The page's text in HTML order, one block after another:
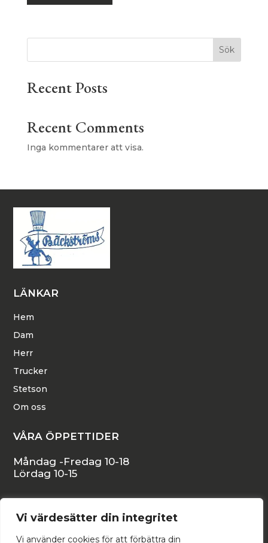
Vi värdesätter din integritet
Vi använder cookies för att förbättra din
Sök
Recent Posts
Recent Comments
Inga kommentarer att visa.
LÄNKAR
Hem
Dam
Herr
Trucker
Stetson
Om oss
VÅRA ÖPPETTIDER
Måndag -Fredag 10-18
Lördag 10-15
Stora Östergatan 16, 271 34 YSTAD